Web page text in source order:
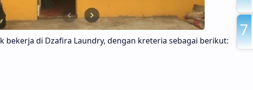
bekerja di Dzafira Laundry, dengan kreteria sebagai berikut: